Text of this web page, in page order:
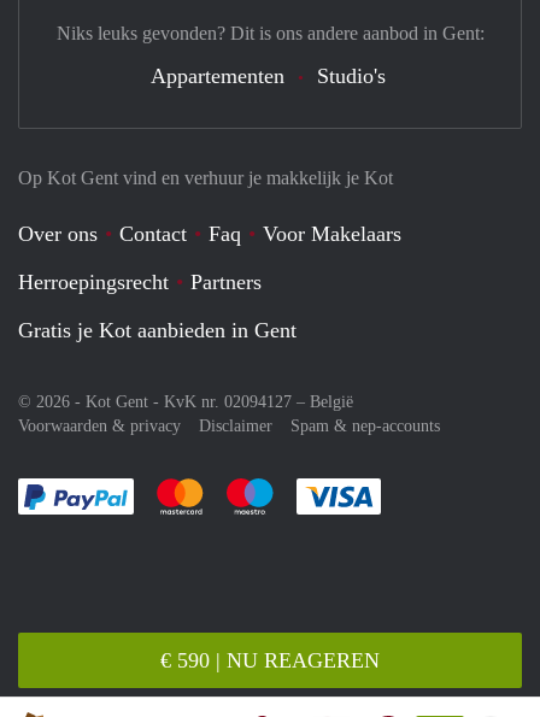
€ 590 | NU REAGEREN
Op Kot Gent vind en verhuur je makkelijk je Kot
Over ons Contact Faq
Voor Makelaars
Herroepingsrecht
Partners
Gratis je Kot aanbieden in Gent
© 2026 - Kot Gent - KvK nr. 02094127 – België
Voorwaarden & privacy
Disclaimer Spam & nep-accounts
Je rekent gemakkelijk af met Paypal
Je rekent gemakkelijk af met Mastercard
Je rekent gemakkelijk af met Meastro
Niks leuks gevonden? Dit is ons andere aanbod in Gent:
Appartementen Studio's